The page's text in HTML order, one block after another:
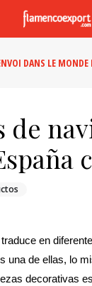
DANS LE MONDE
de
en
una de ellas, lo
decorativas